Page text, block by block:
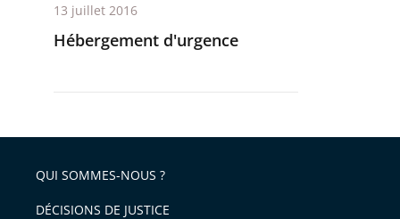
Hébergement d'urgence
13 juillet 2016
QUI SOMMES-NOUS ?
DÉCISIONS DE JUSTICE